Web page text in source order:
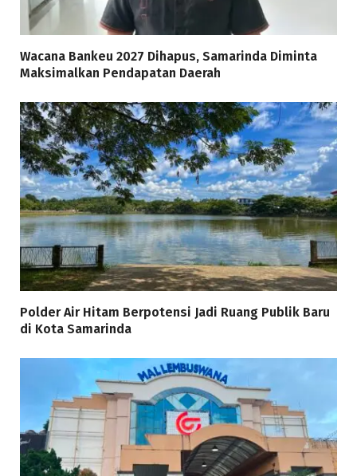
Wacana Bankeu 2027 Dihapus, Samarinda Diminta
Maksimalkan Pendapatan Daerah
Polder Air Hitam Berpotensi Jadi Ruang Publik Baru
di Kota Samarinda